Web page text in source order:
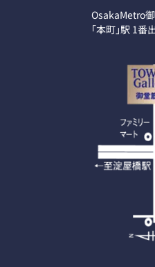
OsakaMetro
「本町」駅 1